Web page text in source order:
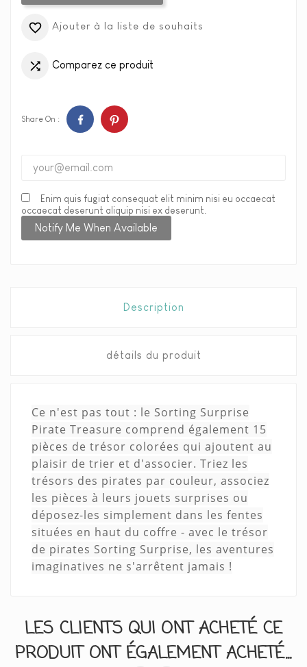
 Ajouter à la liste de souhaits
 Comparez ce produit
Share On :
Enim quis fugiat consequat elit minim nisi eu occaecat
occaecat deserunt aliquip nisi ex deserunt.
Notify Me When Available
Description
détails du produit
Ce n'est pas tout : le Sorting Surprise
Pirate Treasure comprend également 15
pièces de trésor colorées qui ajoutent au
plaisir de trier et d'associer. Triez les
trésors des pirates par couleur, associez
les pièces à leurs jouets surprises ou
déposez-les simplement dans les fentes
situées en haut du coffre - avec le trésor
de pirates Sorting Surprise, les aventures
imaginatives ne s'arrêtent jamais !
LES CLIENTS QUI ONT ACHETÉ CE
PRODUIT ONT ÉGALEMENT ACHETÉ...